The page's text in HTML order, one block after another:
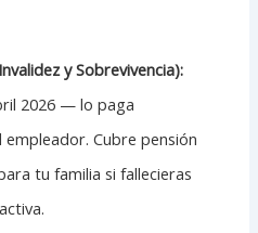
y Sobrevivencia):
2026 — lo paga
Cubre pensión
tu familia si fallecieras